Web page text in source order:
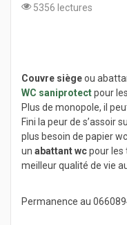
5356 lectures
Couvre siègeou
WC saniprotectpour
Plus de monopole, il
Fini la peur de s’assoir
plus besoin de papier
un abattant wcpour les
meilleur qualité de vie
Permanence au